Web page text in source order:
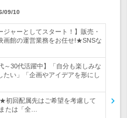
09/10
ャーとしてスタート！】販売・
画館の運営業務をお任せ!★SNSな
～30代活躍中】「自分も楽しみな
い」「企画やアイデアを形にし
初回配属先はご希望を考慮して
たは「全…